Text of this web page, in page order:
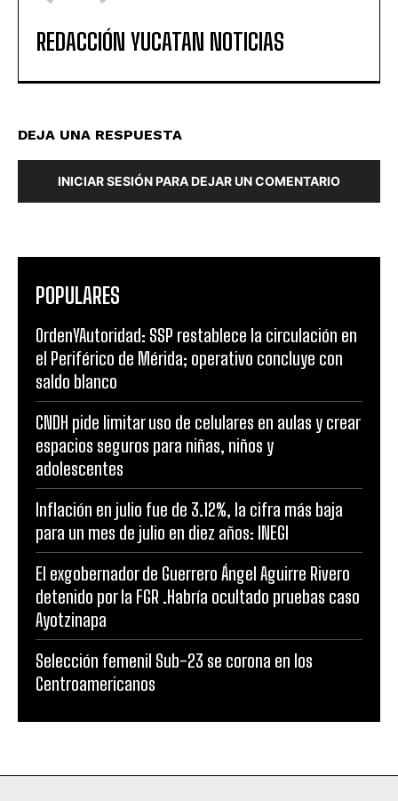
REDACCIÓN YUCATAN NOTICIAS
DEJA UNA RESPUESTA
INICIAR SESIÓN PARA DEJAR UN COMENTARIO
POPULARES
OrdenYAutoridad: SSP restablece la circulación en
el Periférico de Mérida; operativo concluye con
saldo blanco
CNDH pide limitar uso de celulares en aulas y crear
espacios seguros para niñas, niños y
adolescentes
Inflación en julio fue de 3.12%, la cifra más baja
para un mes de julio en diez años: INEGI
El exgobernador de Guerrero Ángel Aguirre Rivero
detenido por la FGR .Habría ocultado pruebas caso
Ayotzinapa
Selección femenil Sub-23 se corona en los
Centroamericanos